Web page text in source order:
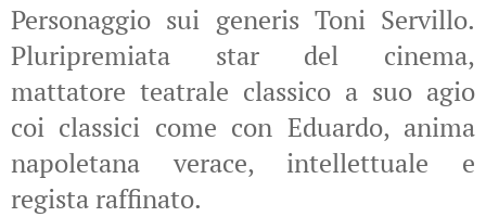
Personaggio sui generis Toni Servillo.
Pluripremiata star del cinema,
mattatore teatrale classico a suo agio
coi classici come con Eduardo, anima
napoletana verace, intellettuale e
regista raffinato.